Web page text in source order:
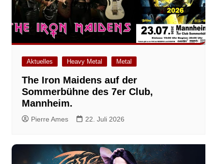
Aktuelles Heavy Metal Metal
The Iron Maidens auf der
Sommerbühne des 7er Club,
Mannheim.
Pierre Ames 22. Juli 2026